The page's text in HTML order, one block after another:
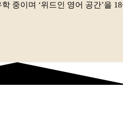
중이며 ‘위드인 영어 공간’을